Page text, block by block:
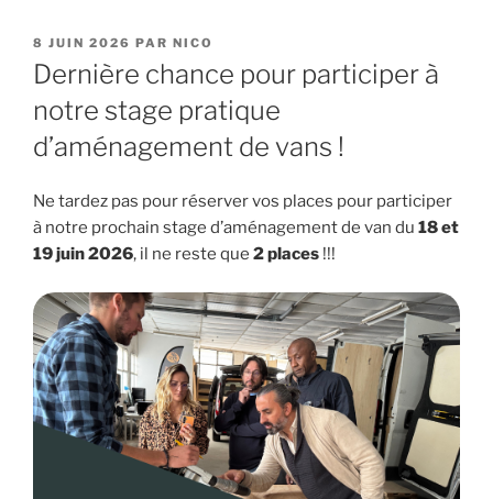
PUBLIÉ
LE
8 JUIN 2026 PAR NICO
Dernière chance pour participer à
notre stage pratique
d’aménagement de vans !
Ne tardez pas pour réserver vos places pour participer
à notre prochain stage d’aménagement de van du 18 et
19 juin 2026, il ne reste que 2 places !!!